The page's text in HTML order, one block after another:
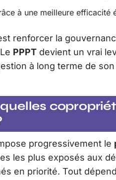
à une meilleure efficacité
renforcer la
PPPT devient un vrai
à long terme de
progressivement le
les plus exposés aux
en priorité. Tout